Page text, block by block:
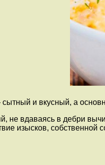
и вкусный, а
не вдаваясь в дебри
изысков, собственной